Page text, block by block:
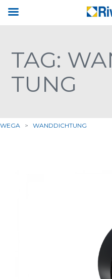
TAG:
TUNG
> WANDDICHTUNG